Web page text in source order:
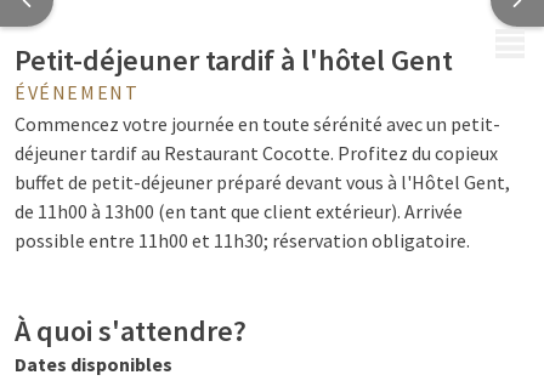
Petit-déjeuner tardif à l'hôtel Gent
ÉVÉNEMENT
Commencez votre journée en toute sérénité avec un petit-
déjeuner tardif au Restaurant Cocotte. Profitez du copieux
buffet de petit-déjeuner préparé devant vous à l'Hôtel Gent,
de 11h00 à 13h00 (en tant que client extérieur). Arrivée
possible entre 11h00 et 11h30; réservation obligatoire.
À quoi s'attendre?
Un buffet de petit-déjeuner complet est servi jusqu'à 13h00.
Dates disponibles